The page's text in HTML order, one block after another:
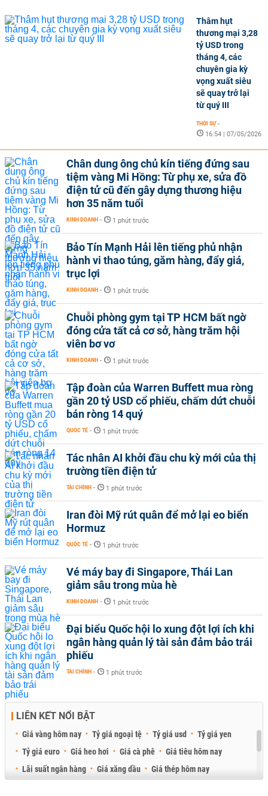
Thâm hụt
thương mại 3,28
tỷ USD trong
tháng 4, các
chuyên gia kỳ
vọng xuất siêu
sẽ quay trở lại
từ quý III
THỜI SỰ -
16:54 | 07/05/2026
Chân dung ông chủ kín tiếng đứng sau
tiệm vàng Mi Hồng: Từ phụ xe, sửa đồ
điện tử cũ đến gây dựng thương hiệu
hơn 35 năm tuổi
KINH DOANH - 1 phút trước
Bảo Tín Mạnh Hải lên tiếng phủ nhận
hành vi thao túng, găm hàng, đẩy giá,
trục lợi
KINH DOANH - 1 phút trước
Chuỗi phòng gym tại TP HCM bất ngờ
đóng cửa tất cả cơ sở, hàng trăm hội
viên bơ vơ
KINH DOANH - 1 phút trước
Tập đoàn của Warren Buffett mua ròng
gần 20 tỷ USD cổ phiếu, chấm dứt chuỗi
bán ròng 14 quý
QUỐC TẾ - 1 phút trước
Tác nhân AI khởi đầu chu kỳ mới của thị
trường tiền điện tử
TÀI CHÍNH - 1 phút trước
Iran đòi Mỹ rút quân để mở lại eo biển
Hormuz
QUỐC TẾ - 1 phút trước
Vé máy bay đi Singapore, Thái Lan
giảm sâu trong mùa hè
KINH DOANH - 1 phút trước
Đại biểu Quốc hội lo xung đột lợi ích khi
ngân hàng quản lý tài sản đảm bảo trái
phiếu
TÀI CHÍNH - 1 phút trước
LIÊN KẾT NỔI BẬT
Giá vàng hôm nay Tỷ giá ngoại tệ Tỷ giá usd
Tỷ giá yen
Tỷ giá euro
Giá heo hơi Giá cà phê
Giá tiêu hôm nay
Lãi suất ngân hàng
Giá xăng dầu
Giá thép hôm nay